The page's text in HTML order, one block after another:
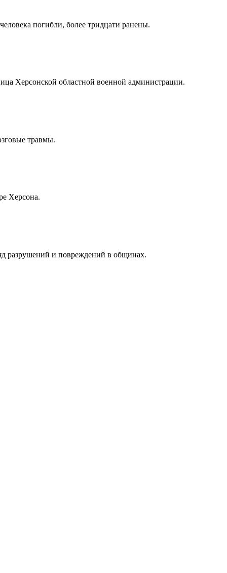
погибли, более тридцати ранены.
Херсонской областной военной администрации.
травмы.
Херсона.
разрушений и повреждений в общинах.